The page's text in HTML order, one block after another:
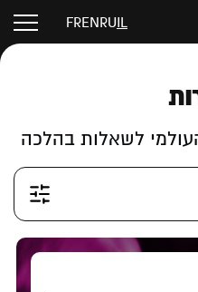
IL
RU
EN
FR
לשאלות בהלכה